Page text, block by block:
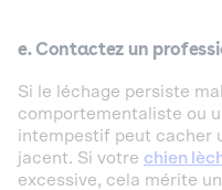
e. Contactez un
Si le léchage persiste
comportementaliste ou
intempestif peut cacher
jacent. Si votre chien
excessive, cela mérite